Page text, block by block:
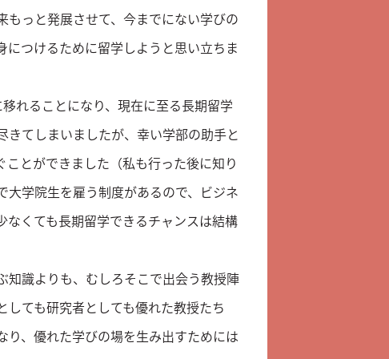
っと発展させて、今までにない学びの
つけるために留学しようと思い立ちま
れることになり、現在に至る長期留学
きてしまいましたが、幸い学部の助手と
とができました（私も行った後に知り
大学院生を雇う制度があるので、ビジネ
くても長期留学できるチャンスは結構
知識よりも、むしろそこで出会う教授陣
ても研究者としても優れた教授たち
、優れた学びの場を生み出すためには